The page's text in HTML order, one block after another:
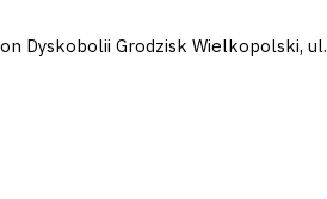
Dyskobolii Grodzisk Wielkopolski, ul.